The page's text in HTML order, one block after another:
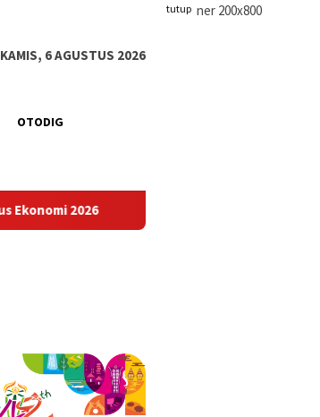
tutup
KAMIS, 6 AGUSTUS 2026
OTODIG
PWI Pusat dan AFPI Gelar Workshop